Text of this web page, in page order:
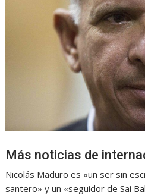
Más noticias de
Nicolás Maduro es «un ser sin
santero» y un «seguidor de Sai